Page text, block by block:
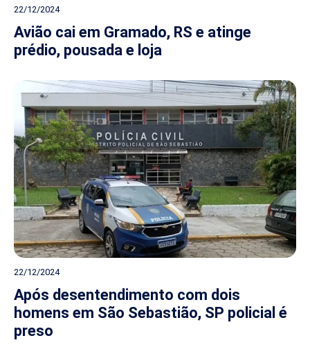
22/12/2024
Avião cai em Gramado, RS e atinge
prédio, pousada e loja
22/12/2024
Após desentendimento com dois
homens em São Sebastião, SP policial é
preso